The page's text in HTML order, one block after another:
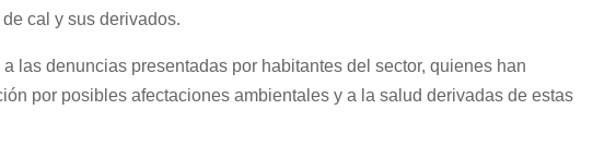
cal y sus derivados.
las denuncias presentadas por habitantes del sector, quienes han
por posibles afectaciones ambientales y a la salud derivadas de estas